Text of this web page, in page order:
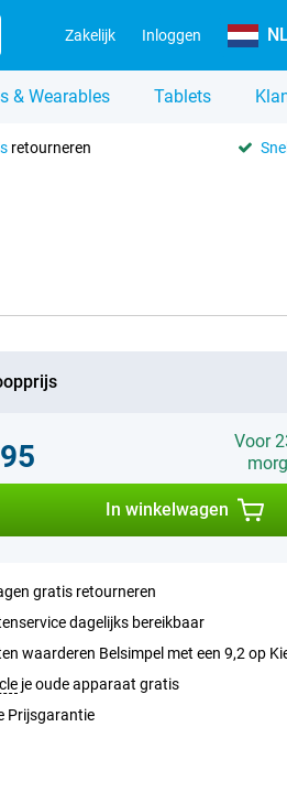
Zakelijk Inloggen
& Wearables Tablets
retourneren
Voor
In winkelwagen
gratis retourneren
dagelijks bereikbaar
waarderen Belsimpel met een 9,2 op
je oude apparaat gratis
Prijsgarantie